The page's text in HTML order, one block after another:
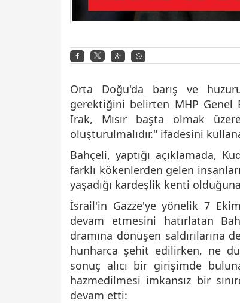
Orta Doğu'da barış ve
gerektiğini belirten MHP Genel
Irak, Mısır başta olmak
oluşturulmalıdır." ifadesini
Bahçeli, yaptığı açıklamada,
farklı kökenlerden gelen
yaşadığı kardeşlik kenti
İsrail'in Gazze'ye yönelik 7
devam etmesini hatırlatan
dramına dönüşen saldırılarına
hunharca şehit edilirken, ne
sonuç alıcı bir girişimde
hazmedilmesi imkansız bir
devam etti: